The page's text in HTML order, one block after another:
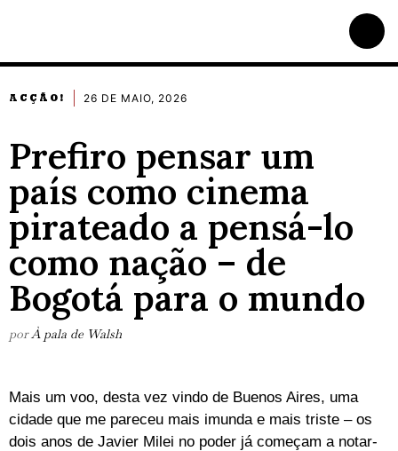
ACÇÃO! 26 DE MAIO, 2026
Prefiro pensar um
país como cinema
pirateado a pensá-lo
como nação – de
Bogotá para o mundo
porÀ pala de Walsh
Mais um voo, desta vez vindo de Buenos Aires, uma
cidade que me pareceu mais imunda e mais triste – os
dois anos de Javier Milei no poder já começam a notar-